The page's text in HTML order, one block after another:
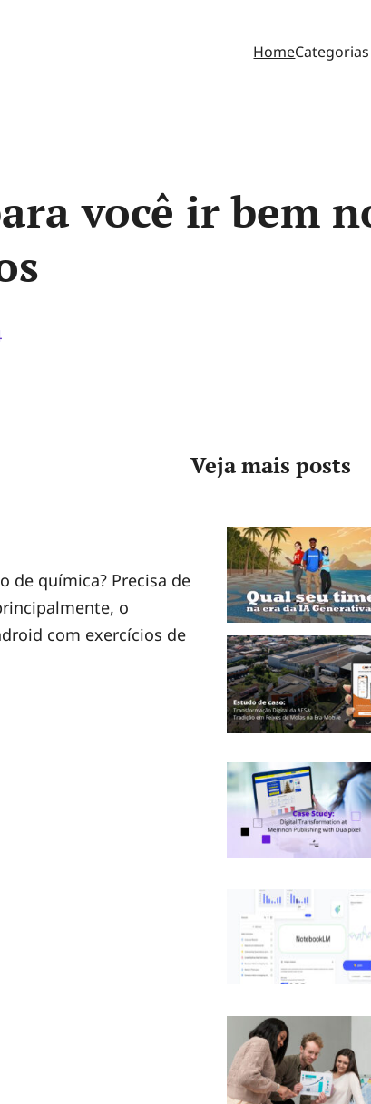
HomeCategorias
você ir bem
de química? Precisa de
o
com exercícios de
Veja mais posts